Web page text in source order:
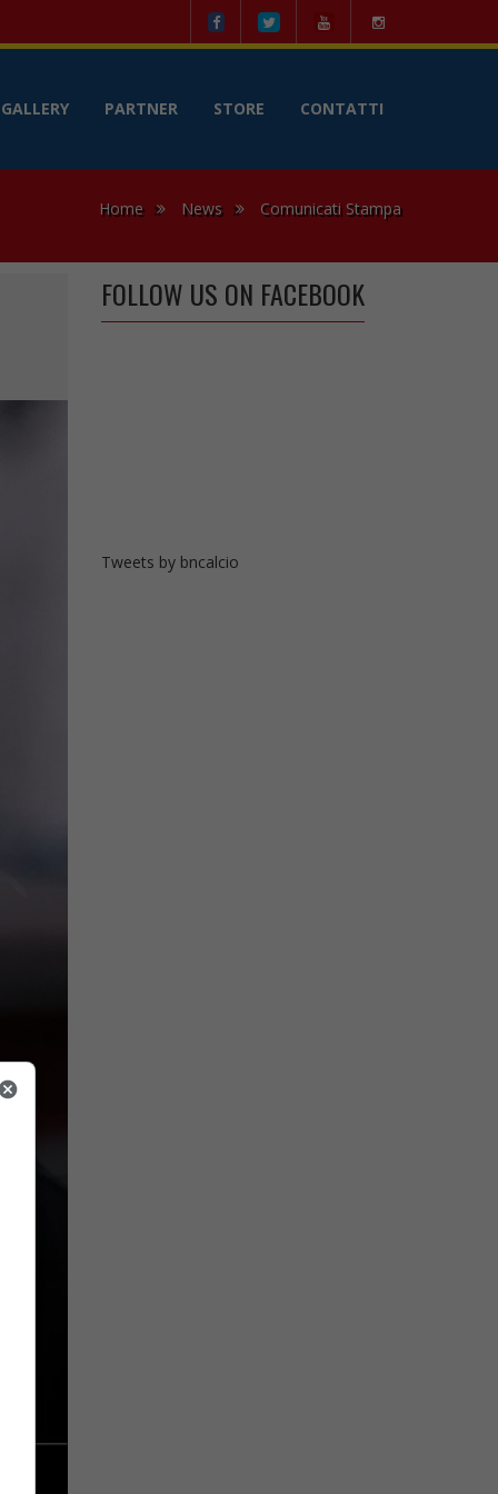
GALLERY PARTNER STORE CONTATTI
Home News Comunicati Stampa
FOLLOW US ON FACEBOOK
Tweets by bncalcio